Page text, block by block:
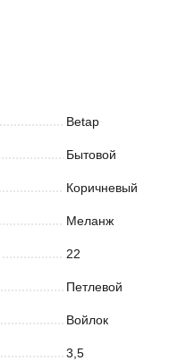
Betap
Бытовой
Коричневый
Меланж
22
Петлевой
Войлок
3,5